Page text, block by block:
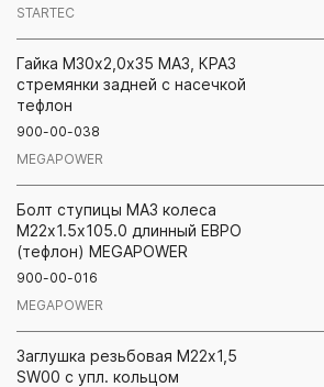
STARTEC
Гайка М30х2,0х35 МАЗ, КРАЗ
стремянки задней с насечкой
тефлон
900-00-038
MEGAPOWER
Болт ступицы МАЗ колеса
М22х1.5х105.0 длинный ЕВРО
(тефлон) MEGAPOWER
900-00-016
MEGAPOWER
Заглушка резьбовая М22х1,5
SW00 с упл. кольцом